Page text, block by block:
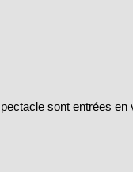
sont entrées